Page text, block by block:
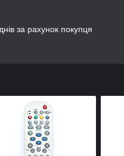
за рахунок покупця